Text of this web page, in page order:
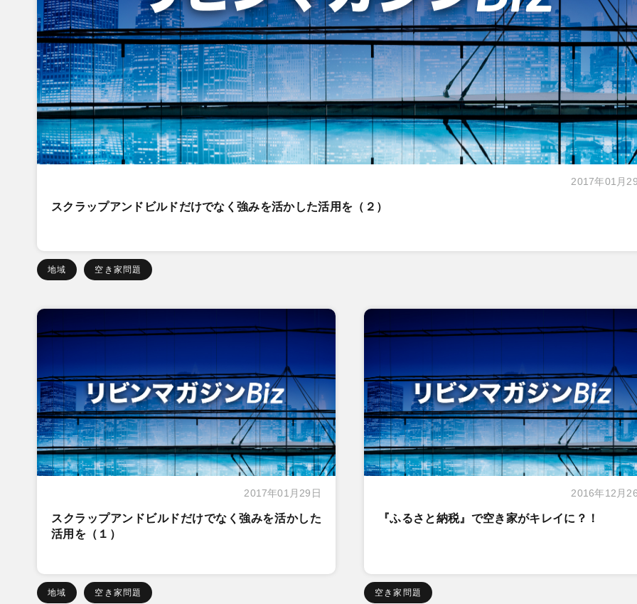
2017年01月
スクラップアンドビルドだけでなく強みを活かした活用を（２）
地域 空き家問題
2017年01月29日
スクラップアンドビルドだけでなく強みを活かした
活用を（１）
地域 空き家問題
2016年12月
『ふるさと納税』で空き家がキレイに？！
空き家問題